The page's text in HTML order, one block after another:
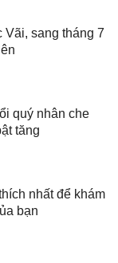
Vãi, sang tháng 7
quý nhân che
tăng
nhất để khám
bạn